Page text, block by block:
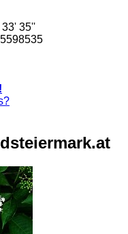
33' 35''